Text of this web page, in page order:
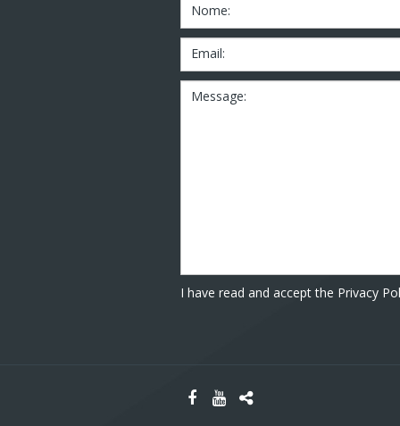
Nome:
Email:
Message:
I have read and accept the Privacy